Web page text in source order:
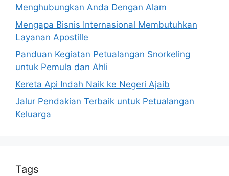
Menghubungkan Anda Dengan Alam
Mengapa Bisnis Internasional Membutuhkan
Layanan Apostille
Panduan Kegiatan Petualangan Snorkeling
untuk Pemula dan Ahli
Kereta Api Indah Naik ke Negeri Ajaib
Jalur Pendakian Terbaik untuk Petualangan
Keluarga
Tags